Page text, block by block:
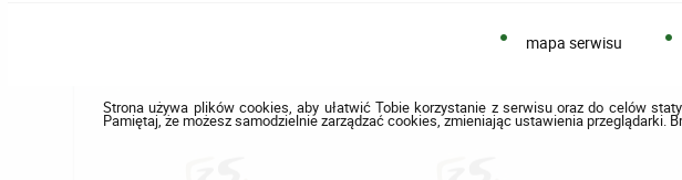
mapa serwisu
Strona używa plików cookies, aby ułatwić Tobie korzystanie z serwisu oraz do celów
Pamiętaj, że możesz samodzielnie zarządzać cookies, zmieniając ustawienia przeglądarki.